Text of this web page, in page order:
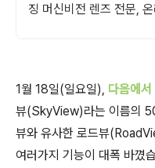
징 머신비전 렌즈 전문,
1월 18일(일요일), 다음에
뷰(SkyView)라는 이름의
뷰와 유사한 로드뷰
여러가지 기능이 대폭 바꼈